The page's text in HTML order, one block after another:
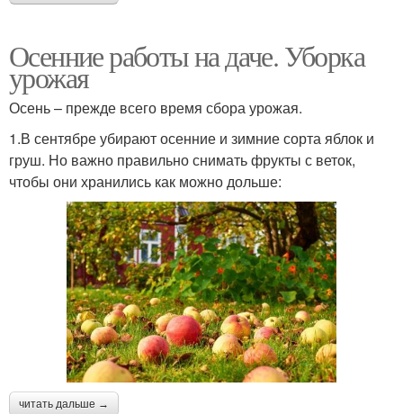
Осенние работы на даче. Уборка
урожая
Осень – прежде всего время сбора урожая.
1.В сентябре убирают осенние и зимние сорта яблок и
груш. Но важно правильно снимать фрукты с веток,
чтобы они хранились как можно дольше:
читать дальше →